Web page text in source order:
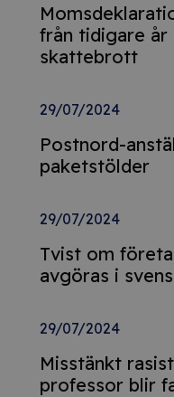
från tidigare år
skattebrott
29/07/2024
Postnord-
paketstölder
29/07/2024
Tvist om
avgöras i
29/07/2024
Misstänkt
professor blir